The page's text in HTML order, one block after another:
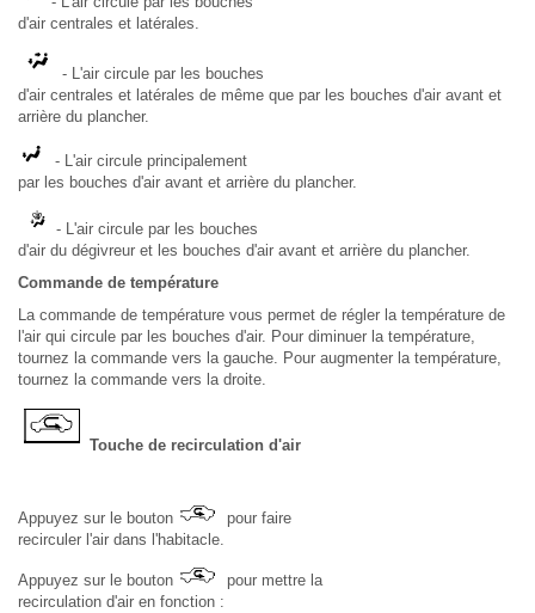
d'air centrales et latérales.
- L'air circule par les bouches
d'air centrales et latérales de même que par les bouches d'air avant et
arrière du plancher.
- L'air circule principalement
par les bouches d'air avant et arrière du plancher.
- L'air circule par les bouches
d'air du dégivreur et les bouches d'air avant et arrière du plancher.
Commande de température
La commande de température vous permet de régler la température de
l'air qui circule par les bouches d'air. Pour diminuer la température,
tournez la commande vers la gauche. Pour augmenter la température,
tournez la commande vers la droite.
Touche de recirculation d'air
Appuyez sur le bouton
pour faire
recirculer l'air dans l'habitacle.
Appuyez sur le bouton
pour mettre la
recirculation d'air en fonction :